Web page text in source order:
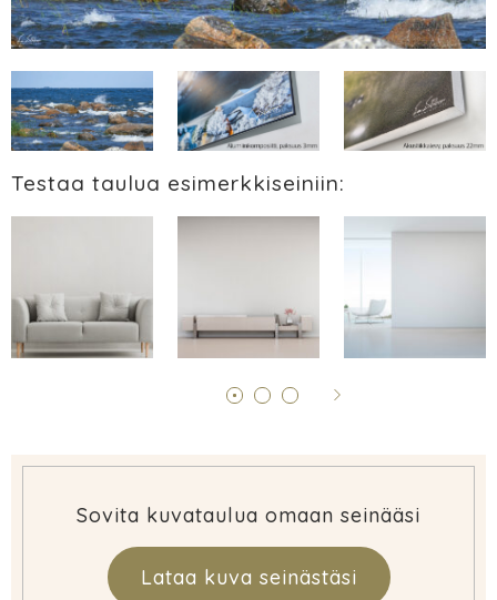
Testaa taulua esimerkkiseiniin:
Sovita kuvataulua omaan seinääsi
Lataa kuva seinästäsi